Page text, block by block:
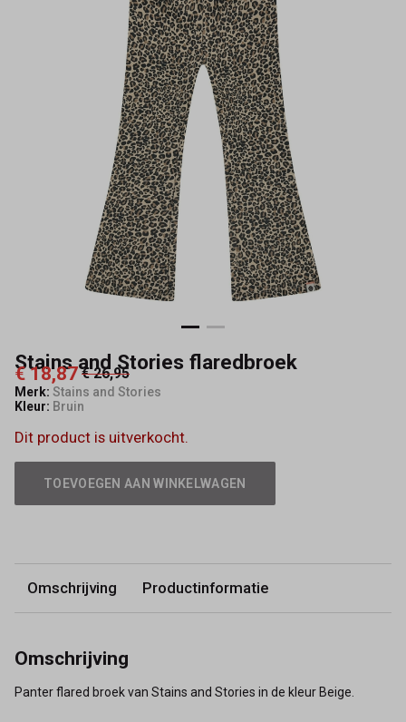
Keez&Co
Stains and Stories flaredbroek
€ 18,87 € 26,95
Merk: Stains and Stories
Kleur: Bruin
Dit product is uitverkocht.
TOEVOEGEN AAN WINKELWAGEN
Omschrijving Productinformatie
Omschrijving
Panter flared broek van Stains and Stories in de kleur Beige.